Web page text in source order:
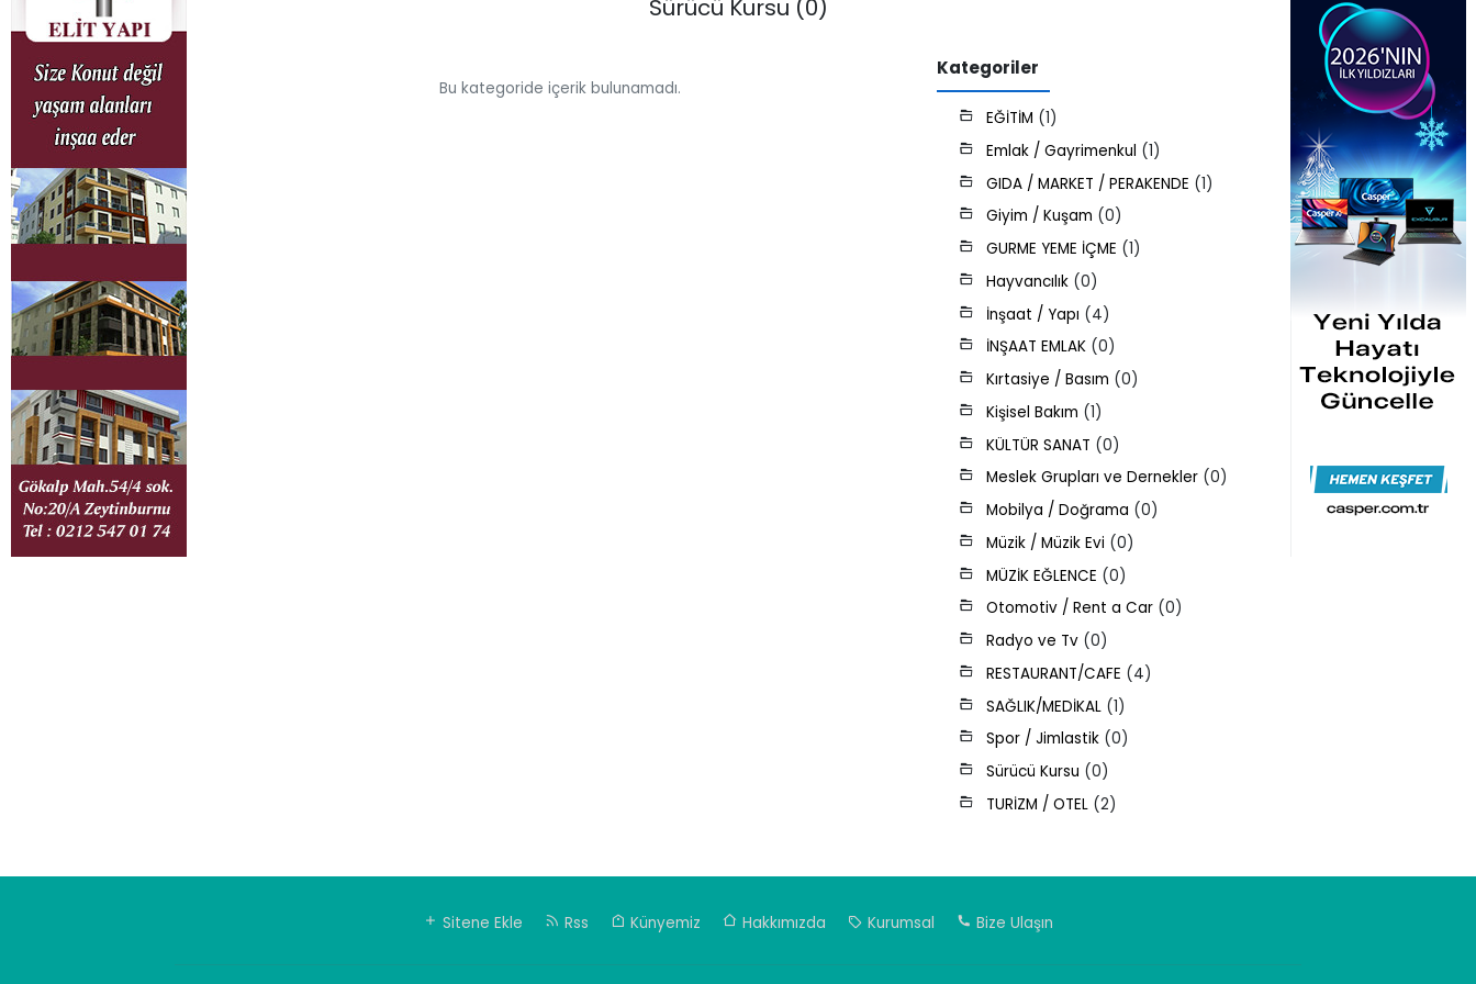
Sürücü Kursu (0)
Bu kategoride içerik bulunamadı.
Kategoriler
EĞİTİM (1)
Emlak / Gayrimenkul (1)
GIDA / MARKET / PERAKENDE (1)
Giyim / Kuşam (0)
GURME YEME İÇME (1)
Hayvancılık (0)
İnşaat / Yapı (4)
İNŞAAT EMLAK (0)
Kırtasiye / Basım (0)
Kişisel Bakım (1)
KÜLTÜR SANAT (0)
Meslek Grupları ve Dernekler (0)
Mobilya / Doğrama (0)
Müzik / Müzik Evi (0)
MÜZİK EĞLENCE (0)
Otomotiv / Rent a Car (0)
Radyo ve Tv (0)
RESTAURANT/CAFE (4)
SAĞLIK/MEDİKAL (1)
Spor / Jimlastik (0)
Sürücü Kursu (0)
TURİZM / OTEL (2)
Sitene Ekle Rss Künyemiz Hakkımızda Kurumsal Bize Ulaşın